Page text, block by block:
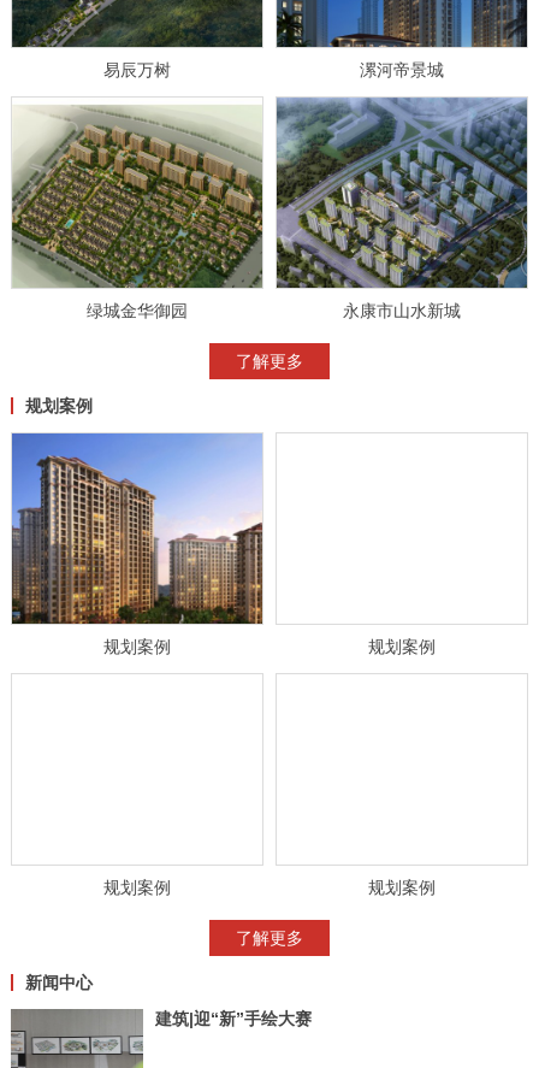
易辰万树
绿城金华御园
漯河帝景城
永康市山水新城
了解更多
规划案例
规划案例
规划案例
规划案例
规划案例
了解更多
新闻中心
建筑|迎“新”手绘大赛